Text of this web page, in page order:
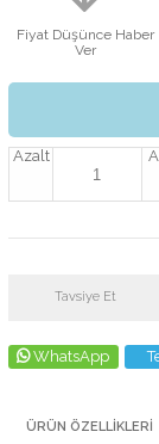
Fiyat Düşünce Haber
Ver
Azalt
Tavsiye Et
WhatsApp
ÜRÜN ÖZELLIKLERI